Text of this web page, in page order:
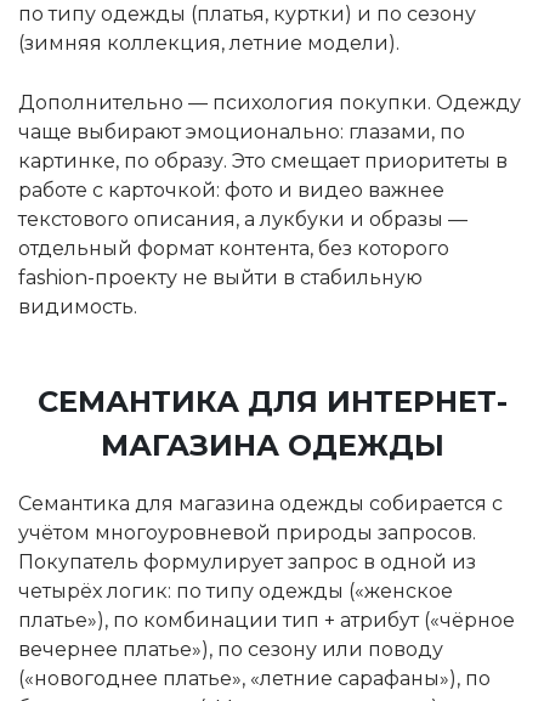
по типу одежды (платья, куртки) и по сезону
(зимняя коллекция, летние модели).
Дополнительно — психология покупки. Одежду
чаще выбирают эмоционально: глазами, по
картинке, по образу. Это смещает приоритеты в
работе с карточкой: фото и видео важнее
текстового описания, а лукбуки и образы —
отдельный формат контента, без которого
fashion-проекту не выйти в стабильную
видимость.
СЕМАНТИКА ДЛЯ ИНТЕРНЕТ-
МАГАЗИНА ОДЕЖДЫ
Семантика для магазина одежды собирается с
учётом многоуровневой природы запросов.
Покупатель формулирует запрос в одной из
четырёх логик: по типу одежды («женское
платье»), по комбинации тип + атрибут («чёрное
вечернее платье»), по сезону или поводу
(«новогоднее платье», «летние сарафаны»), по